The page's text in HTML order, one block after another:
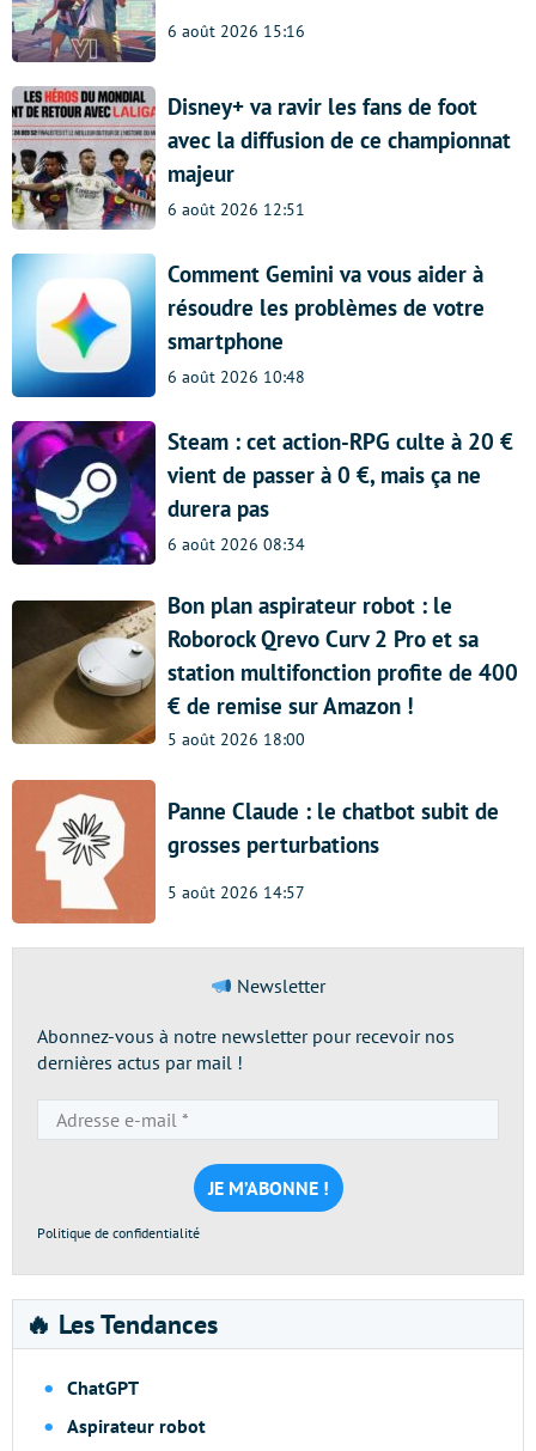
6 août 2026 15:16
Disney+ va ravir les fans de foot
avec la diffusion de ce championnat
majeur
6 août 2026 12:51
Comment Gemini va vous aider à
résoudre les problèmes de votre
smartphone
6 août 2026 10:48
Steam : cet action-RPG culte à 20 €
vient de passer à 0 €, mais ça ne
durera pas
6 août 2026 08:34
Bon plan aspirateur robot : le
Roborock Qrevo Curv 2 Pro et sa
station multifonction profite de 400
€ de remise sur Amazon !
5 août 2026 18:00
Panne Claude : le chatbot subit de
grosses perturbations
5 août 2026 14:57
Newsletter
Abonnez-vous à notre newsletter pour recevoir nos
dernières actus par mail !
e-
mail
*
Politique de confidentialité
🔥 Les Tendances
ChatGPT
Aspirateur robot